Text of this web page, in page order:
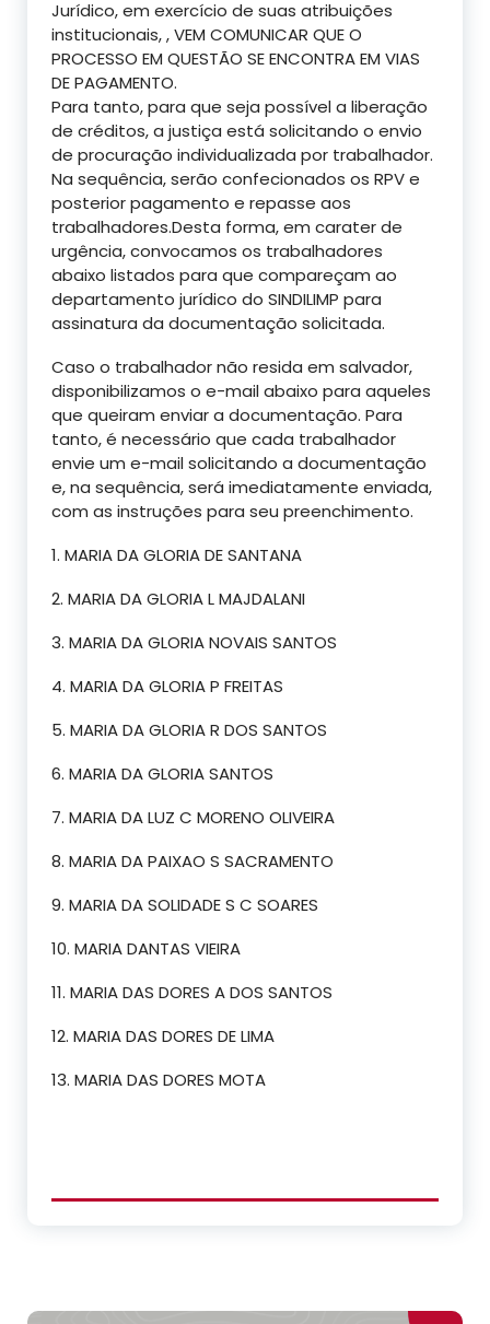
Jurídico, em exercício de suas atribuições
institucionais, , VEM COMUNICAR QUE O
PROCESSO EM QUESTÃO SE ENCONTRA EM VIAS
DE PAGAMENTO.
Para tanto, para que seja possível a liberação
de créditos, a justiça está solicitando o envio
de procuração individualizada por trabalhador.
Na sequência, serão confecionados os RPV e
posterior pagamento e repasse aos
trabalhadores.Desta forma, em carater de
urgência, convocamos os trabalhadores
abaixo listados para que compareçam ao
departamento jurídico do SINDILIMP para
assinatura da documentação solicitada.
Caso o trabalhador não resida em salvador,
disponibilizamos o e-mail abaixo para aqueles
que queiram enviar a documentação. Para
tanto, é necessário que cada trabalhador
envie um e-mail solicitando a documentação
e, na sequência, será imediatamente enviada,
com as instruções para seu preenchimento.
1. MARIA DA GLORIA DE SANTANA
2. MARIA DA GLORIA L MAJDALANI
3. MARIA DA GLORIA NOVAIS SANTOS
4. MARIA DA GLORIA P FREITAS
5. MARIA DA GLORIA R DOS SANTOS
6. MARIA DA GLORIA SANTOS
7. MARIA DA LUZ C MORENO OLIVEIRA
8. MARIA DA PAIXAO S SACRAMENTO
9. MARIA DA SOLIDADE S C SOARES
10. MARIA DANTAS VIEIRA
11. MARIA DAS DORES A DOS SANTOS
12. MARIA DAS DORES DE LIMA
13. MARIA DAS DORES MOTA